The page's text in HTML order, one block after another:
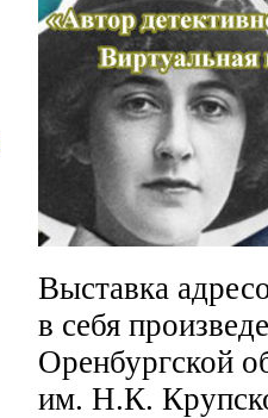
Выставка
в себя
Оренбургской
им. Н.К.